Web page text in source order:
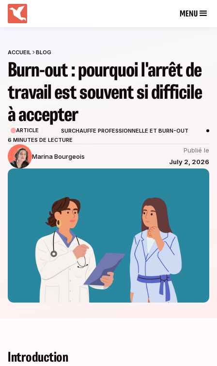
MENU
ACCUEIL BLOG
Burn-out : pourquoi l'arrêt de
travail est souvent si difficile
à accepter
ARTICLE
SURCHAUFFE PROFESSIONNELLE ET BURN-OUT
6 MINUTES DE LECTURE
Marina Bourgeois
Publié le
July 2, 2026
Introduction